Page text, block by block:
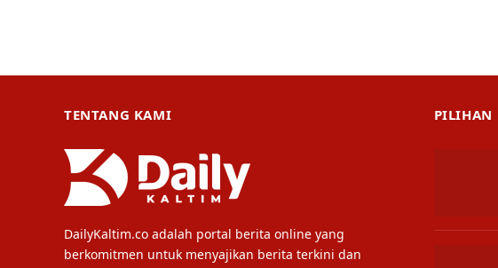
TENTANG KAMI
DailyKaltim.co adalah portal berita online yang
berkomitmen untuk menyajikan berita terkini dan
PILIHAN